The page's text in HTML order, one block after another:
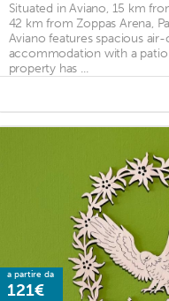
Situated in Aviano, 15 km
42 km from Zoppas Arena,
Aviano features spacious
accommodation with a patio
property has ...
a partire da
121€